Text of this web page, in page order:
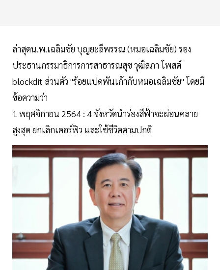
ล่าสุดน.พ.เฉลิมชัย บุญยะลีพรรณ (หมอเฉลิมชัย) รอง
ประธานกรรมาธิการการสาธารณสุข วุฒิสภา โพสต์
blockdit ส่วนตัว "ร้อยแปดพันเก้ากับหมอเฉลิมชัย" โดยมี
ข้อความว่า
1 พฤศจิกายน 2564 : 4 จังหวัดนำร่องสีฟ้าจะผ่อนคลาย
สูงสุด ยกเลิกเคอร์ฟิว และใช้ชีวิตตามปกติ